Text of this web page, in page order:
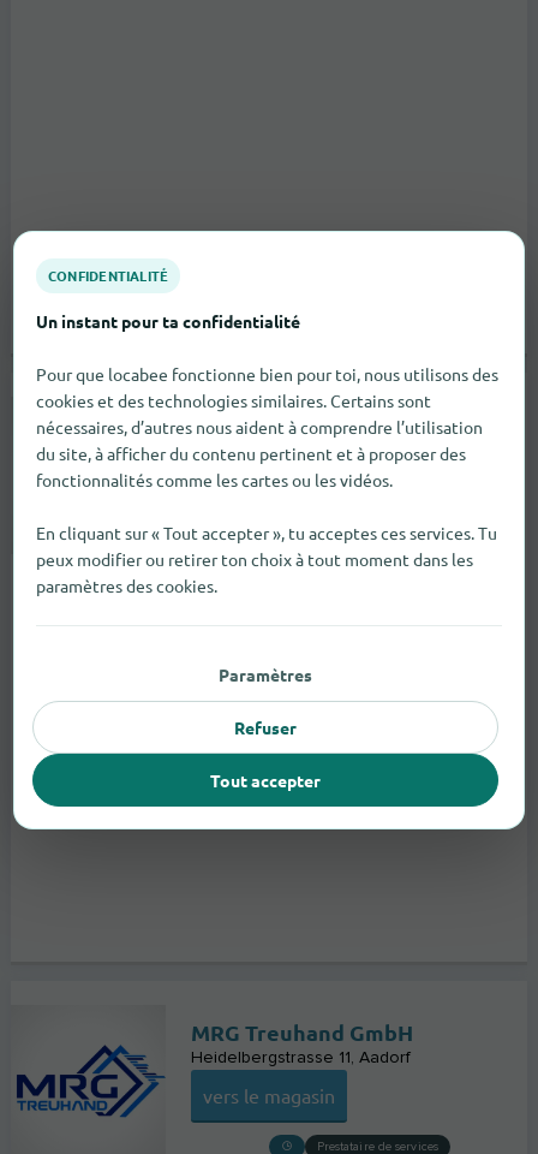
Oberstrasse 149 St. Gallen
vers le magasin
Prestataire de services
MRG Treuhand GmbH
Heidelbergstrasse 11 Aadorf
vers le magasin
Prestataire de services
CONFIDENTIALITÉ
Un instant pour ta confidentialité
Pour que locabee fonctionne bien pour toi, nous utilisons des
cookies et des technologies similaires. Certains sont
nécessaires, d’autres nous aident à comprendre l’utilisation
du site, à afficher du contenu pertinent et à proposer des
fonctionnalités comme les cartes ou les vidéos.
En cliquant sur « Tout accepter », tu acceptes ces services. Tu
peux modifier ou retirer ton choix à tout moment dans les
paramètres des cookies.
Paramètres
Refuser
Tout accepter